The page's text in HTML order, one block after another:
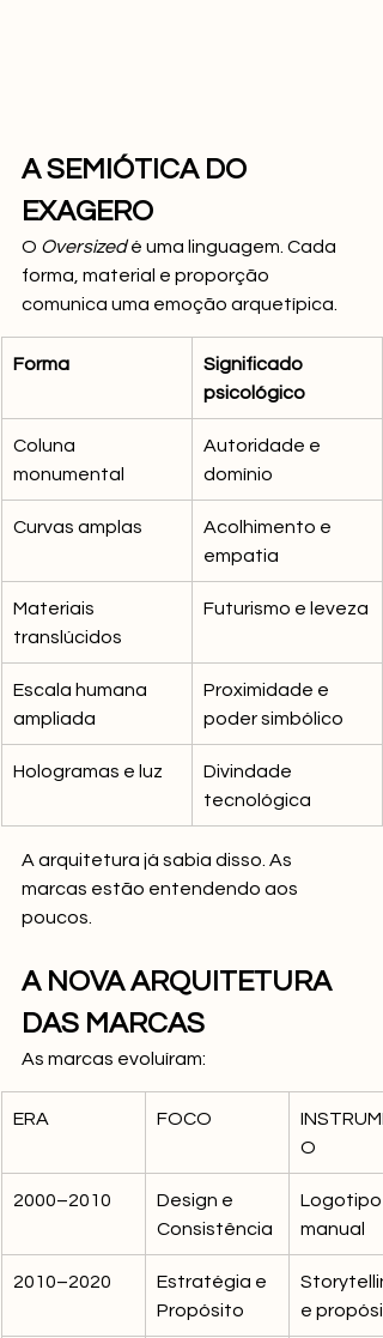
A SEMIÓTICA DO
EXAGERO
O Oversized é uma linguagem. Cada
forma, material e proporção
comunica uma emoção arquetípica.
Forma
Significado
psicológico
Coluna
monumental
Autoridade e
domínio
Curvas amplas
Acolhimento e
empatia
Materiais
translúcidos
Futurismo e leveza
Escala humana
ampliada
Proximidade e
poder simbólico
Hologramas e luz
Divindade
tecnológica
A arquitetura já sabia disso. As
marcas estão entendendo aos
poucos.
A NOVA ARQUITETURA
DAS MARCAS
As marcas evoluíram:
ERA FOCO
O
2000–2010
Design e
Consistência
Logotipo
manual
2010–2020
Estratégia e
Propósito
e